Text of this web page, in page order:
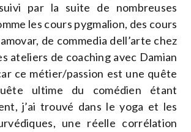
par la suite de nombreuses
les cours pygmalion, des cours
de commedia dell’arte chez
ateliers de coaching avec Damian
ce métier/passion est une quête
ultime du comédien étant
j’ai trouvé dans le yoga et les
une réelle corrélation